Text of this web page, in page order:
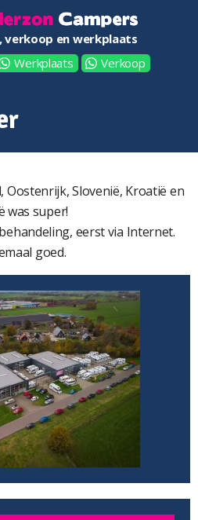
verkoop en werkplaats
Werkplaats Verkoop
Oostenrijk, Slovenië, Kroatië en
was super!
eerst via Internet.
goed.